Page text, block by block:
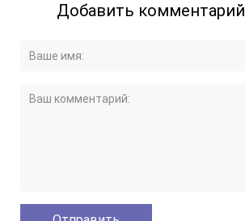
Добавить комментарий